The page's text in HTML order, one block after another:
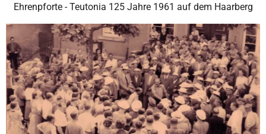
Ehrenpforte - Teutonia 125 Jahre 1961 auf dem Haarberg